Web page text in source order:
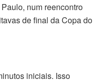
num reencontro
de final da Copa do
iniciais. Isso